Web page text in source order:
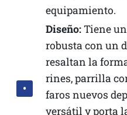
equipamiento.
Diseño:Tiene
robusta con un
resaltan la
rines, parrilla
faros nuevos
versátil y porta